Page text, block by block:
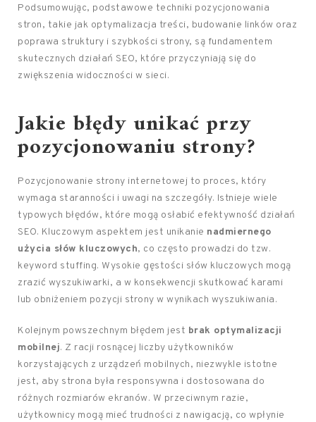
Podsumowując, podstawowe techniki pozycjonowania
stron, takie jak optymalizacja treści, budowanie linków oraz
poprawa struktury i szybkości strony, są fundamentem
skutecznych działań SEO, które przyczyniają się do
zwiększenia widoczności w sieci.
Jakie błędy unikać przy
pozycjonowaniu strony?
Pozycjonowanie strony internetowej to proces, który
wymaga staranności i uwagi na szczegóły. Istnieje wiele
typowych błędów, które mogą osłabić efektywność działań
SEO. Kluczowym aspektem jest unikanie nadmiernego
użycia słów kluczowych, co często prowadzi do tzw.
keyword stuffing. Wysokie gęstości słów kluczowych mogą
zrazić wyszukiwarki, a w konsekwencji skutkować karami
lub obniżeniem pozycji strony w wynikach wyszukiwania.
Kolejnym powszechnym błędem jest brak optymalizacji
mobilnej. Z racji rosnącej liczby użytkowników
korzystających z urządzeń mobilnych, niezwykle istotne
jest, aby strona była responsywna i dostosowana do
różnych rozmiarów ekranów. W przeciwnym razie,
użytkownicy mogą mieć trudności z nawigacją, co wpłynie